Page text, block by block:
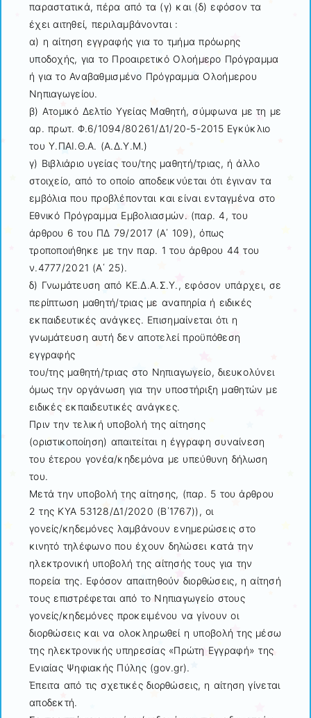
παραστατικά, πέρα από τα (γ) και (δ) εφόσον τα
έχει αιτηθεί, περιλαμβάνονται :
α) η αίτηση εγγραφής για το τμήμα πρόωρης
υποδοχής, για το Προαιρετικό Ολοήμερο Πρόγραμμα
ή για το Αναβαθμισμένο Πρόγραμμα Ολοήμερου
Νηπιαγωγείου.
β) Ατομικό Δελτίο Υγείας Μαθητή, σύμφωνα με τη με
αρ. πρωτ. Φ.6/1094/80261/Δ1/20-5-2015 Εγκύκλιο
του Υ.ΠΑΙ.Θ.Α. (Α.Δ.Υ.Μ.)
γ) Βιβλιάριο υγείας του/της μαθητή/τριας, ή άλλο
στοιχείο, από το οποίο αποδεικνύεται ότι έγιναν τα
εμβόλια που προβλέπονται και είναι ενταγμένα στο
Εθνικό Πρόγραμμα Εμβολιασμών. (παρ. 4, του
άρθρου 6 του ΠΔ 79/2017 (Α΄ 109), όπως
τροποποιήθηκε με την παρ. 1 του άρθρου 44 του
ν.4777/2021 (Α΄ 25).
δ) Γνωμάτευση από ΚΕ.Δ.Α.Σ.Υ., εφόσον υπάρχει, σε
περίπτωση μαθητή/τριας με αναπηρία ή ειδικές
εκπαιδευτικές ανάγκες. Επισημαίνεται ότι η
γνωμάτευση αυτή δεν αποτελεί προϋπόθεση
εγγραφής
του/της μαθητή/τριας στο Νηπιαγωγείο, διευκολύνει
όμως την οργάνωση για την υποστήριξη μαθητών με
ειδικές εκπαιδευτικές ανάγκες.
Πριν την τελική υποβολή της αίτησης
(οριστικοποίηση) απαιτείται η έγγραφη συναίνεση
του έτερου γονέα/κηδεμόνα με υπεύθυνη δήλωση
του.
Μετά την υποβολή της αίτησης, (παρ. 5 του άρθρου
2 της ΚΥΑ 53128/Δ1/2020 (Β΄1767)), οι
γονείς/κηδεμόνες λαμβάνουν ενημερώσεις στο
κινητό τηλέφωνο που έχουν δηλώσει κατά την
ηλεκτρονική υποβολή της αίτησής τους για την
πορεία της. Εφόσον απαιτηθούν διορθώσεις, η αίτησή
τους επιστρέφεται από το Νηπιαγωγείο στους
γονείς/κηδεμόνες προκειμένου να γίνουν οι
διορθώσεις και να ολοκληρωθεί η υποβολή της μέσω
της ηλεκτρονικής υπηρεσίας «Πρώτη Εγγραφή» της
Ενιαίας Ψηφιακής Πύλης (gov.gr).
Έπειτα από τις σχετικές διορθώσεις, η αίτηση γίνεται
αποδεκτή.